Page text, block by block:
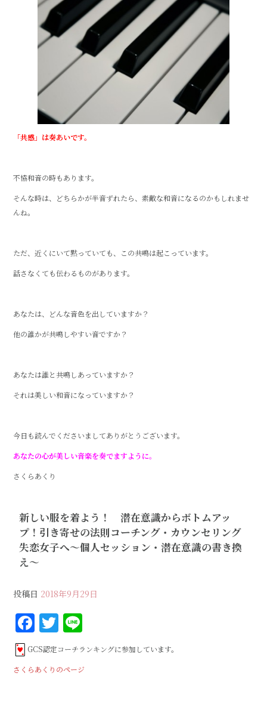
「共感」は奏あいです。
不協和音の時もあります。
そんな時は、どちらかが半音ずれたら、素敵な和音になるのかもしれませ
んね。
ただ、近くにいて黙っていても、この共鳴は起こっています。
話さなくても伝わるものがあります。
あなたは、どんな音色を出していますか？
他の誰かが共鳴しやすい音ですか？
あなたは誰と共鳴しあっていますか？
それは美しい和音になっていますか？
今日も読んでくださいましてありがとうございます。
あなたの心が美しい音楽を奏でますように。
さくらあくり
新しい服を着よう！ 潜在意識からボトムアッ
プ！引き寄せの法則コーチング・カウンセリング
失恋女子へ〜個人セッション・潜在意識の書き換
え〜
投稿日 2018年9月29日
F
a
c
e
T
w
it
te
n
e
GCS認定コーチランキングに参加しています。
さくらあくりのページ